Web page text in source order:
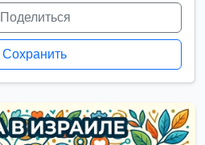
Поделиться
Сохранить